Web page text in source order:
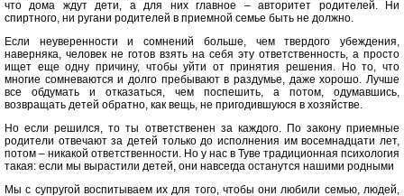
что дома ждут дети, а для них главное – авторитет родителей. Ни
спиртного, ни ругани родителей в приемной семье быть не должно.
Если неуверенности и сомнений больше, чем твердого убеждения,
наверняка, человек не готов взять на себя эту ответственность, а просто
ищет еще одну причину, чтобы уйти от принятия решения. Но то, что
многие сомневаются и долго пребывают в раздумье, даже хорошо. Лучше
все обдумать и отказаться, чем поспешить, а потом, одумавшись,
возвращать детей обратно, как вещь, не пригодившуюся в хозяйстве.
Но если решился, то ты ответственен за каждого. По закону приемные
родители отвечают за детей только до исполнения им восемнадцати лет,
потом – никакой ответственности. Но у нас в Туве традиционная психология
такая: если мы вырастили детей, они навсегда останутся нашими родными
Мы с супругой воспитываем их для того, чтобы они любили семью, людей,